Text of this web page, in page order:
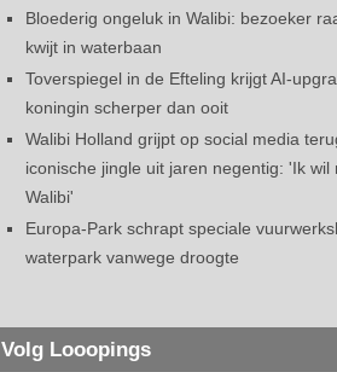
Bloederig ongeluk in Walibi: bezoeker
kwijt in waterbaan
Toverspiegel in de Efteling krijgt AI-
koningin scherper dan ooit
Walibi Holland grijpt op social media
iconische jingle uit jaren negentig: 'Ik wil
Walibi'
Europa-Park schrapt speciale
waterpark vanwege droogte
Volg Looopings